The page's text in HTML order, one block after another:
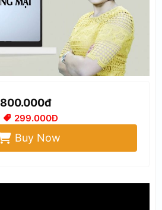
800.000đ
299.000Đ
Buy Now